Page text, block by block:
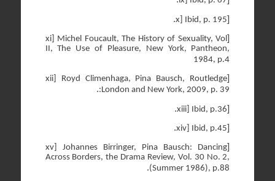
[
x] Ibid, p. 195
.
[
xi] Michel Foucault, The History of Sexuality, Vol
II, The Use of Pleasure, New York, Pantheon,
1984, p.4
[
xii] Royd Climenhaga, Pina Bausch, Routledge
:London and New York, 2009, p. 39
.
[
xiii] Ibid, p.36
.
[
xiv] Ibid, p.45
.
[
xv] Johannes Birringer, Pina Bausch: Dancing
Across Borders, the Drama Review, Vol. 30 No. 2,
(Summer 1986), p.88
.